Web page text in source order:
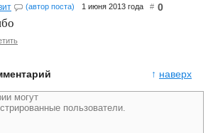
(автор поста) 1 июня 2013 года # 0
↑ наверх